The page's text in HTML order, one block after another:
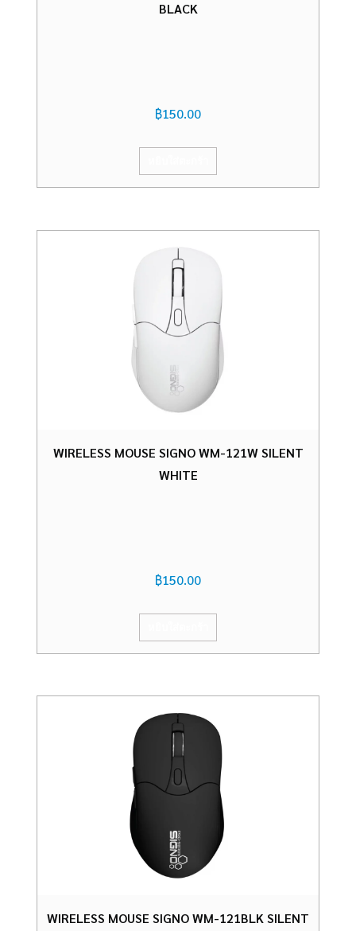
BLACK
฿150.00
WIRELESS MOUSE SIGNO WM-121W SILENT
WHITE
฿150.00
WIRELESS MOUSE SIGNO WM-121BLK SILENT